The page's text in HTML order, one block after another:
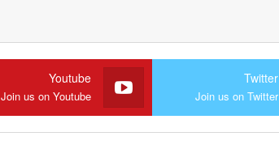
Twitter
Join us on Twitter
Youtube
Join us on Youtube